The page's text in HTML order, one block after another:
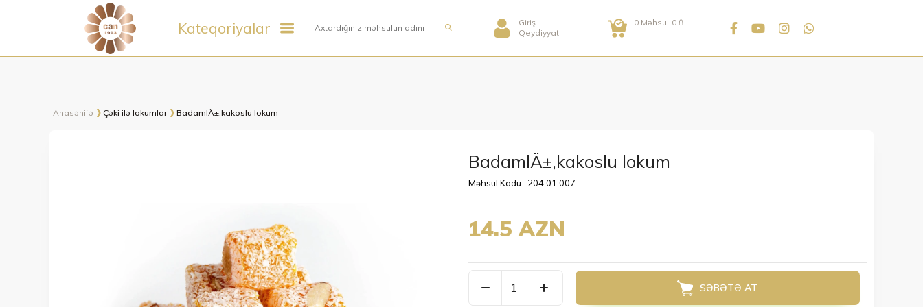
Kateqoriyalar
Giriş
Qeydiyyat
0 Məhsul 0₼
Anasəhifə Çəki ilə lokumlar BadamlÄ±,kakoslu lokum
BadamlÄ±,kakoslu lokum
Məhsul Kodu : 204.01.007
14.5 AZN
SƏBƏTƏ AT